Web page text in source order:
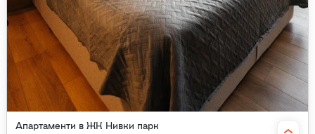
Апартаменти в ЖК Нивки парк